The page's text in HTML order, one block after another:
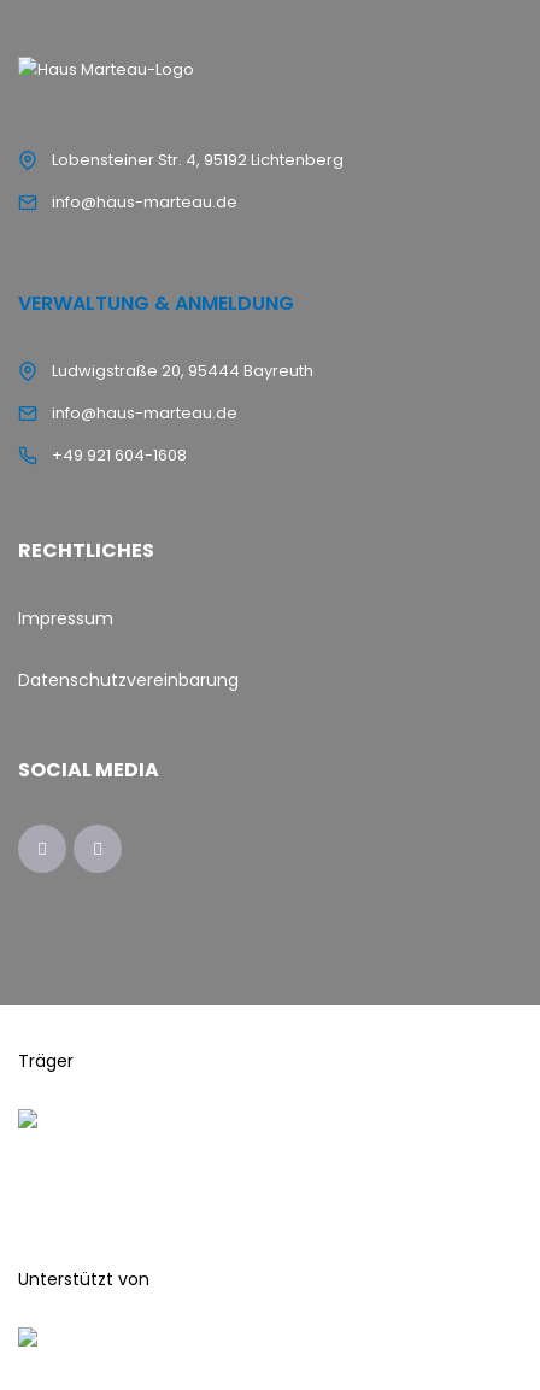
Lobensteiner Str. 4, 95192 Lichtenberg
info@haus-marteau.de
VERWALTUNG & ANMELDUNG
Ludwigstraße 20, 95444 Bayreuth
info@haus-marteau.de
+49 921 604-1608
RECHTLICHES
Impressum
Datenschutzvereinbarung
SOCIAL MEDIA
Träger
Unterstützt von